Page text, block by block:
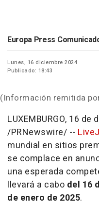
Europa Press
Lunes, 16 diciembre 2024
Publicado: 18:43
(Información remitida
LUXEMBURGO, 16 de
/PRNewswire/ --
mundial en sitios
se complace en
una esperada
llevará a cabo del 16
de enero de 2025.